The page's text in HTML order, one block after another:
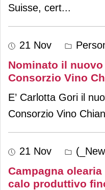
Suisse, cert...
21 Nov
Nominato il
Consorzio Vino
E’ Carlotta Gori il
Consorzio Vino
21 Nov
Campagna
calo produttivo